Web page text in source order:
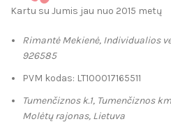
Kartu su Jumis jau nuo 2015 metų
Rimantė Mekienė, Individualios
926585
PVM kodas: LT100017165511
Tumenčiznos k.1, Tumenčiznos
Molėtų rajonas, Lietuva